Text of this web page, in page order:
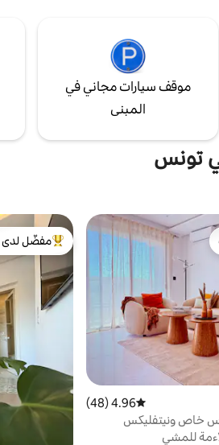
موقف سيارات مجاني في
المبنى
تونس
متوسط التقييم 4.96 من 5، 48 مراجعات
4.96 (48)
خاص ونيتفليكس
للمشي
من أبرز
مفضّل لدى